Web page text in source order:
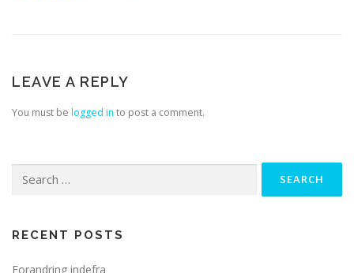
LEAVE A REPLY
You must be logged in to post a comment.
for:
RECENT POSTS
Forandring indefra